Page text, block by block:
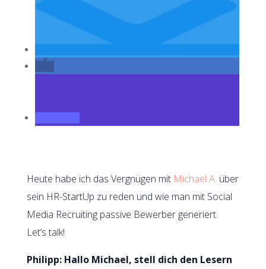
Heute habe ich das Vergnügen mit Michael A. über
sein HR-StartUp zu reden und wie man mit Social
Media Recruiting passive Bewerber generiert.
Let’s talk!
Philipp: Hallo Michael, stell dich den Lesern